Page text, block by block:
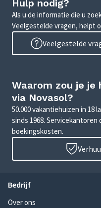
Hulp nodig?
Als u de informatie die u
Veelgestelde vragen, helpt
Veelgestelde
Waarom zou je je
via Novasol?
50.000 vakantiehuizen in 18
sinds 1968. Servicekantoren
boekingskosten.
Bedrijf
Over ons